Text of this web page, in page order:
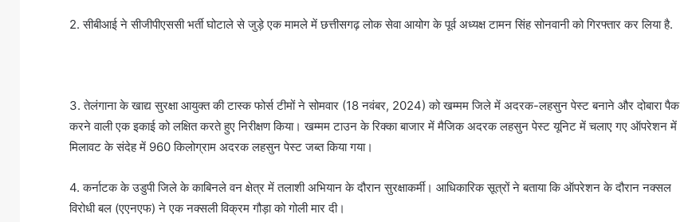
2. सीबीआई ने सीजीपीएससी भर्ती घोटाले से जुड़े एक मामले में छत्तीसगढ़ लोक सेवा आयोग के पूर्व अध्यक्ष टामन सिंह सोनवानी को गिरफ्तार कर लिया है.
3. तेलंगाना के खाद्य सुरक्षा आयुक्त की टास्क फोर्स टीमों ने सोमवार (18 नवंबर, 2024) को खम्मम जिले में अदरक-लहसुन पेस्ट बनाने और दोबारा पैक
करने वाली एक इकाई को लक्षित करते हुए निरीक्षण किया। खम्मम टाउन के रिक्का बाजार में मैजिक अदरक लहसुन पेस्ट यूनिट में चलाए गए ऑपरेशन में
मिलावट के संदेह में 960 किलोग्राम अदरक लहसुन पेस्ट जब्त किया गया।
4. कर्नाटक के उडुपी जिले के काबिनले वन क्षेत्र में तलाशी अभियान के दौरान सुरक्षाकर्मी। आधिकारिक सूत्रों ने बताया कि ऑपरेशन के दौरान नक्सल
विरोधी बल (एएनएफ) ने एक नक्सली विक्रम गौड़ा को गोली मार दी।